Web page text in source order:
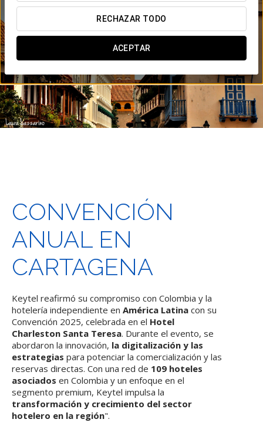
RECHAZAR TODO
ACEPTAR
CONVENCIÓN
ANUAL EN
CARTAGENA
Keytel reafirmó su compromiso con Colombia y la
hotelería independiente en América Latina con su
Convención 2025, celebrada en el Hotel
Charleston Santa Teresa. Durante el evento, se
abordaron la innovación, la digitalización y las
estrategias para potenciar la comercialización y las
reservas directas. Con una red de 109 hoteles
asociados en Colombia y un enfoque en el
segmento premium, Keytel impulsa la
transformación y crecimiento del sector
hotelero en la región".